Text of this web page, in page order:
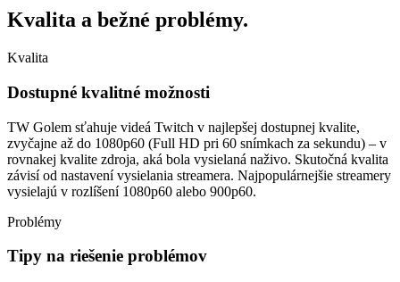
Kvalita a bežné problémy.
Kvalita
Dostupné kvalitné možnosti
TW Golem sťahuje videá Twitch v najlepšej dostupnej kvalite,
zvyčajne až do 1080p60 (Full HD pri 60 snímkach za sekundu) – v
rovnakej kvalite zdroja, aká bola vysielaná naživo. Skutočná kvalita
závisí od nastavení vysielania streamera. Najpopulárnejšie streamery
vysielajú v rozlíšení 1080p60 alebo 900p60.
Problémy
Tipy na riešenie problémov